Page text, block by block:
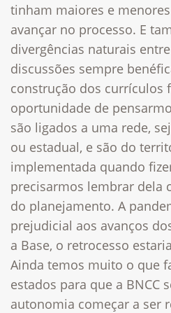
tinham maiores e
avançar no processo. E
divergências naturais
discussões sempre
construção dos currículos
oportunidade de
são ligados a uma rede,
ou estadual, e são do
implementada quando
precisarmos lembrar dela
do planejamento. A
prejudicial aos avanços
a Base, o retrocesso
Ainda temos muito o que
estados para que a BNCC
autonomia começar a ser